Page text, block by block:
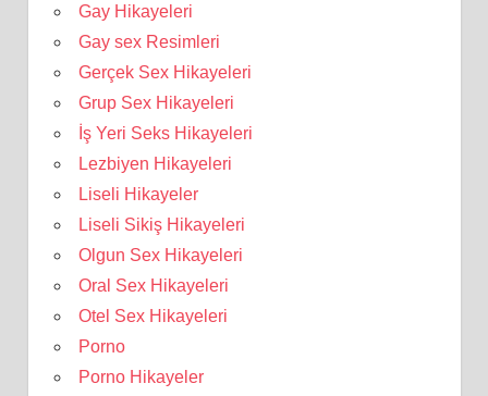
Gay Hikayeleri
Gay sex Resimleri
Gerçek Sex Hikayeleri
Grup Sex Hikayeleri
İş Yeri Seks Hikayeleri
Lezbiyen Hikayeleri
Liseli Hikayeler
Liseli Sikiş Hikayeleri
Olgun Sex Hikayeleri
Oral Sex Hikayeleri
Otel Sex Hikayeleri
Porno
Porno Hikayeler